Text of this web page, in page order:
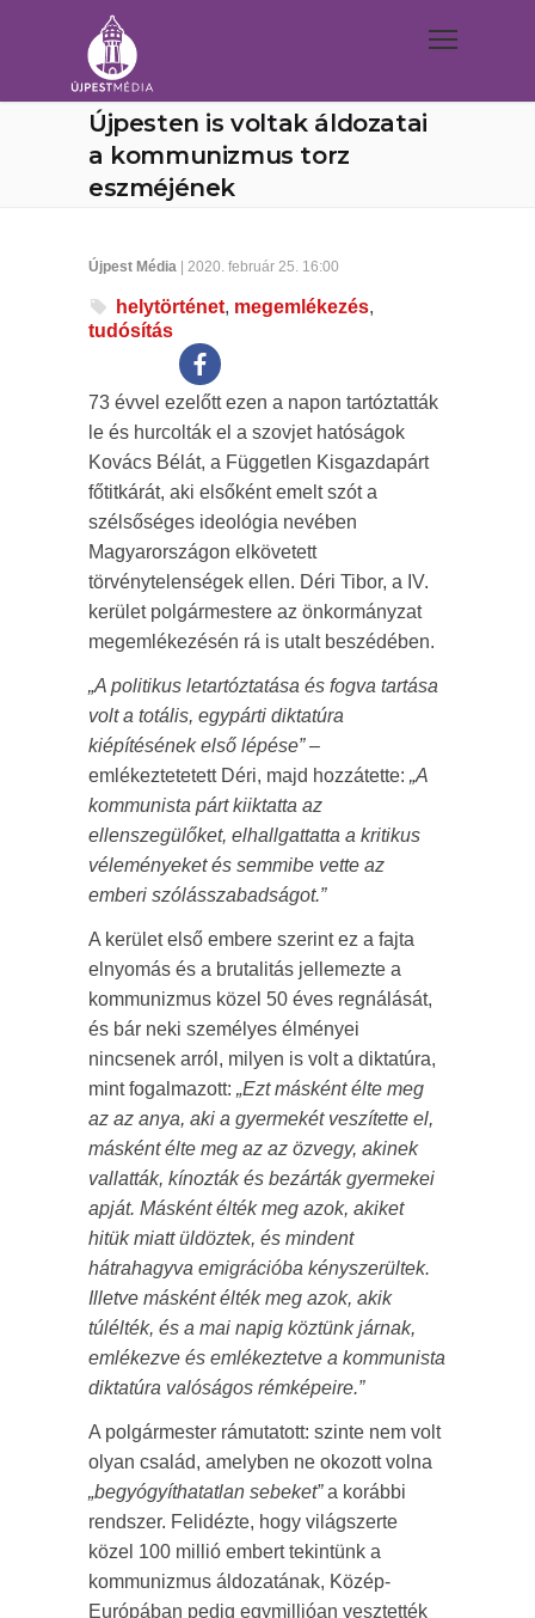
Újpesten is voltak áldozatai
a kommunizmus torz
eszméjének
Újpest Média | 2020. február 25. 16:00
helytörténet, megemlékezés,
tudósítás
73 évvel ezelőtt ezen a napon tartóztatták
le és hurcolták el a szovjet hatóságok
Kovács Bélát, a Független Kisgazdapárt
főtitkárát, aki elsőként emelt szót a
szélsőséges ideológia nevében
Magyarországon elkövetett
törvénytelenségek ellen. Déri Tibor, a IV.
kerület polgármestere az önkormányzat
megemlékezésén rá is utalt beszédében.
„A politikus letartóztatása és fogva tartása
volt a totális, egypárti diktatúra
kiépítésének első lépése”–
emlékeztetetett Déri, majd hozzátette: „A
kommunista párt kiiktatta az
ellenszegülőket, elhallgattatta a kritikus
véleményeket és semmibe vette az
emberi szólásszabadságot.”
A kerület első embere szerint ez a fajta
elnyomás és a brutalitás jellemezte a
kommunizmus közel 50 éves regnálását,
és bár neki személyes élményei
nincsenek arról, milyen is volt a diktatúra,
mint fogalmazott: „Ezt másként élte meg
az az anya, aki a gyermekét veszítette el,
másként élte meg az az özvegy, akinek
vallatták, kínozták és bezárták gyermekei
apját. Másként élték meg azok, akiket
hitük miatt üldöztek, és mindent
hátrahagyva emigrációba kényszerültek.
Illetve másként élték meg azok, akik
túlélték, és a mai napig köztünk járnak,
emlékezve és emlékeztetve a kommunista
diktatúra valóságos rémképeire.”
A polgármester rámutatott: szinte nem volt
olyan család, amelyben ne okozott volna
„begyógyíthatatlan sebeket”a korábbi
rendszer. Felidézte, hogy világszerte
közel 100 millió embert tekintünk a
kommunizmus áldozatának, Közép-
Európában pedig egymillióan vesztették